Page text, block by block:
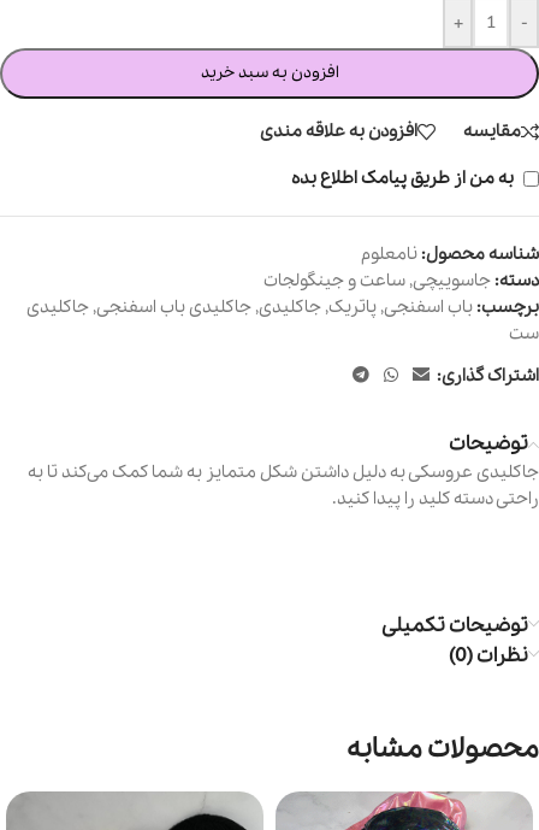
-
+
افزودن به سبد خرید
مقایسه
افزودن به علاقه مندی
به من از طریق پیامک اطلاع بده
شناسه محصول: نامعلوم
دسته: جاسوییچی, ساعت و جینگولجات
برچسب: باب اسفنجی, پاتریک, جاکلیدی, جاکلیدی باب اسفنجی, جاکلیدی
ست
اشتراک گذاری:
توضیحات
جاکلیدی عروسکی به دلیل داشتن شکل متمایز به شما کمک می‌کند تا به
راحتی دسته کلید را پیدا کنید.
توضیحات تکمیلی
نظرات (0)
محصولات مشابه